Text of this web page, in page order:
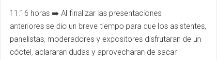
11:16 horas ➡️ Al finalizar las presentaciones
anteriores se dio un breve tiempo para que los asistentes,
panelistas, moderadores y expositores disfrutaran de un
cóctel, aclararan dudas y aprovecharan de sacar